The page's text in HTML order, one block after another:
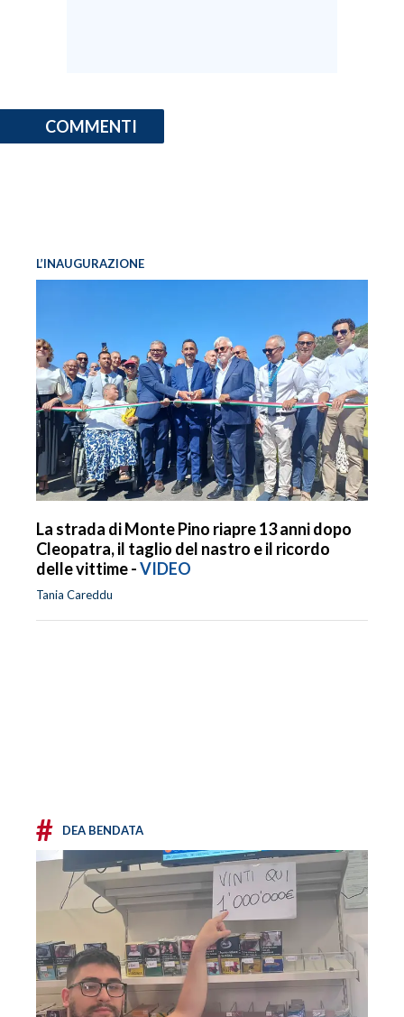
COMMENTI
L’INAUGURAZIONE
La strada di Monte Pino riapre 13 anni dopo
Cleopatra, il taglio del nastro e il ricordo
delle vittime -VIDEO
Tania Careddu
# DEA BENDATA